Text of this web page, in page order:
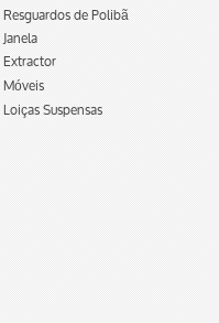
Resguardos de Polibã
Janela
Extractor
Móveis
Loiças Suspensas